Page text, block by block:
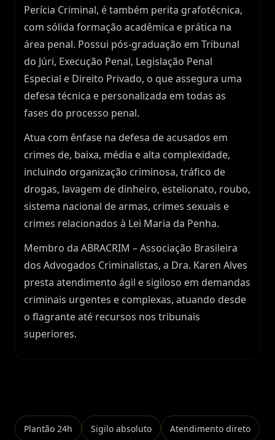
Perícia Criminal, é também perita grafotécnica,
com sólida formação acadêmica e prática na
área penal. Possui pós-graduação em Tribunal
do Júri, Execução Penal, Legislação Penal
Especial e Direito Privado, o que assegura uma
defesa técnica e personalizada em todas as
fases do processo penal.
Atua com ênfase na defesa de acusados em
crimes de, baixa, média e alta complexidade,
incluindo organização criminosa, tráfico de
drogas, lavagem de dinheiro, estelionato, roubo,
sistema nacional de armas, crimes sexuais e
crimes relacionados à Lei Maria da Penha.
Membro da ABRACRIM – Associação Brasileira
dos Advogados Criminalistas, a Dra. Karen Alves
presta atendimento ágil e sigiloso em demandas
criminais urgentes e complexas, atuando desde
o flagrante até recursos nos tribunais
superiores.
Plantão 24h Sigilo absoluto Atendimento direto